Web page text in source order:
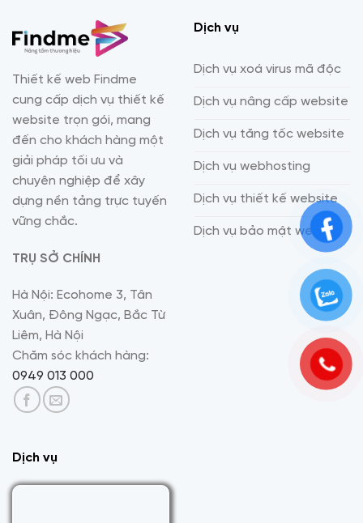
Thiết kế web Findme
cung cấp dịch vụ thiết kế
website trọn gói, mang
đến cho khách hàng một
giải pháp tối ưu và
chuyên nghiệp để xây
dựng nền tảng trực tuyến
vững chắc.
TRỤ SỞ CHÍNH
Hà Nội: Ecohome 3, Tân
Xuân, Đông Ngạc, Bắc Từ
Liêm, Hà Nội
Chăm sóc khách hàng:
0949 013 000
Dịch vụ
Dịch vụ xoá virus mã độc
Dịch vụ nâng cấp website
Dịch vụ tăng tốc website
Dịch vụ webhosting
Dịch vụ thiết kế website
Dịch vụ bảo mật website
Dịch vụ